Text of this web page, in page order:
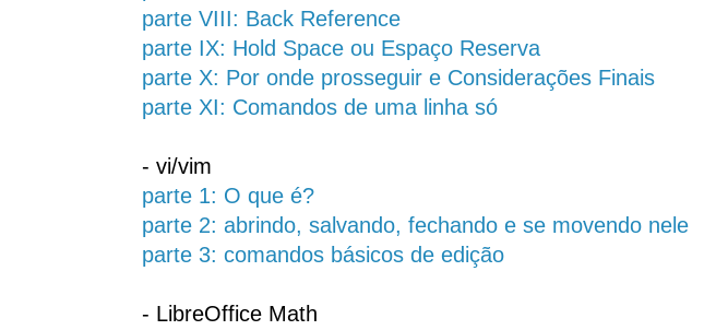
parte VIII: Back Reference
parte IX: Hold Space ou Espaço Reserva
parte X: Por onde prosseguir e Considerações Finais
parte XI: Comandos de uma linha só
- vi/vim
parte 1: O que é?
parte 2: abrindo, salvando, fechando e se movendo nele
parte 3: comandos básicos de edição
- LibreOffice Math